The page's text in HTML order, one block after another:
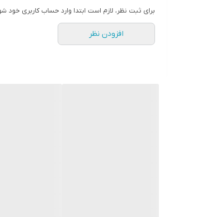
برای ثبت نظر، لازم است ابتدا وارد حساب کاربری خود
افزودن نظر